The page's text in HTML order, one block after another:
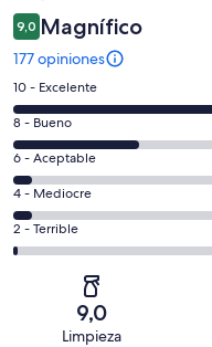
9,0 Magnífico
177 opiniones
Evaluación:
10
-
Excelente.
113
de
177
opiniones
10 - Excelente
Evaluación:
8
-
Bueno.
48
de
177
opiniones
8 - Bueno
Evaluación:
6
-
Aceptable.
7
opiniones
6 - Aceptable
Evaluación:
4
-
4 - Mediocre
Evaluación:
2
2 - Terrible
9,0
Limpieza